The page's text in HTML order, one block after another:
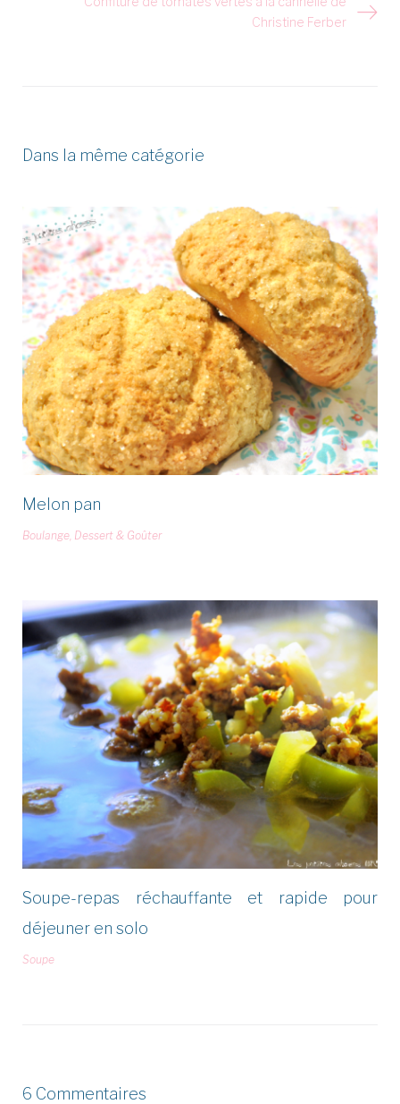
Christine Ferber
Dans la même catégorie
Melon pan
Boulange Dessert & Goûter
Soupe-repas réchauffante et rapide pour
déjeuner en solo
Soupe
6 Commentaires